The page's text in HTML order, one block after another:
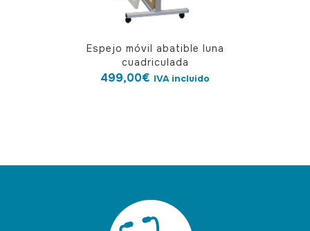
Espejo móvil abatible luna
cuadriculada
499,00€ IVA incluido